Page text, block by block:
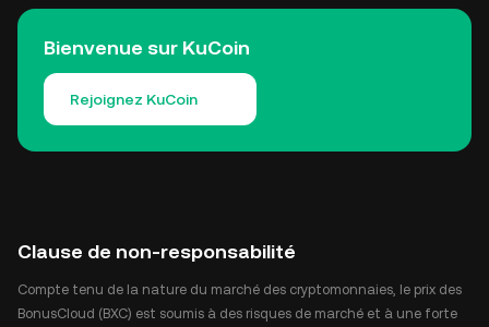
Bienvenue sur KuCoin
Rejoignez KuCoin
Clause de non-responsabilité
Compte tenu de la nature du marché des cryptomonnaies, le prix des
BonusCloud (BXC) est soumis à des risques de marché et à une forte